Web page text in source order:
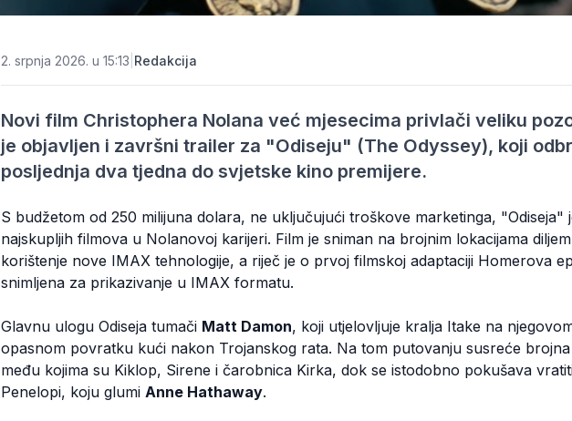
2. srpnja 2026. u 15:13 Redakcija
Novi film Christophera Nolana već mjesecima privlači veliku
je objavljen i završni trailer za "Odiseju" (The Odyssey), koji
posljednja dva tjedna do svjetske kino premijere.
S budžetom od 250 milijuna dolara, ne uključujući troškove marketinga, "Odiseja"
najskupljih filmova u Nolanovoj karijeri. Film je sniman na brojnim lokacijama
korištenje nove IMAX tehnologije, a riječ je o prvoj filmskoj adaptaciji Homerova
snimljena za prikazivanje u IMAX formatu.
Glavnu ulogu Odiseja tumači Matt Damon, koji utjelovljuje kralja Itake na
opasnom povratku kući nakon Trojanskog rata. Na tom putovanju susreće
među kojima su Kiklop, Sirene i čarobnica Kirka, dok se istodobno pokušava
Penelopi, koju glumi Anne Hathaway.